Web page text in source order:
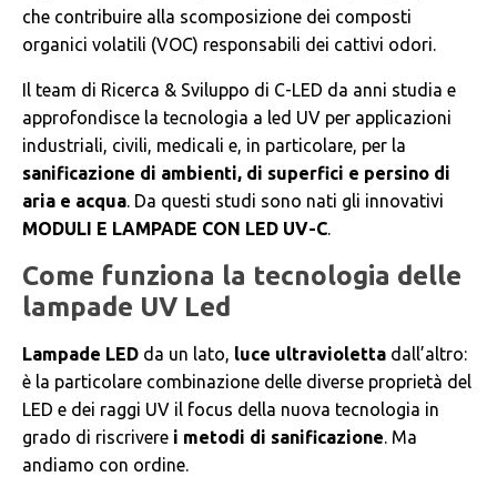
che contribuire alla scomposizione dei composti
organici volatili (VOC) responsabili dei cattivi odori.
Il team di Ricerca & Sviluppo di C-LED da anni studia e
approfondisce la tecnologia a led UV per applicazioni
industriali, civili, medicali e, in particolare, per la
sanificazione di ambienti, di superfici e persino di
aria e acqua. Da questi studi sono nati gli innovativi
MODULI E LAMPADE CON LED UV-C.
Come funziona la tecnologia delle
lampade UV Led
Lampade LED da un lato, luce ultravioletta dall’altro:
è la particolare combinazione delle diverse proprietà del
LED e dei raggi UV il focus della nuova tecnologia in
grado di riscrivere i metodi di sanificazione. Ma
andiamo con ordine.